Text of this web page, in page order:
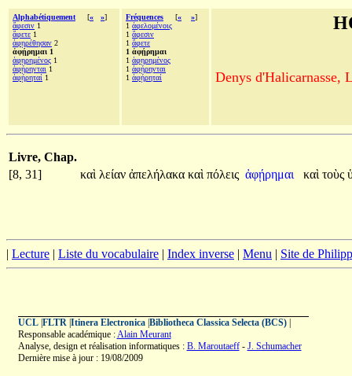
Alphabétiquement [« »]
ἄφεσιν 1
ἄφετε 1
ἀφῃρέθησαν 2
ἀφῄρημαι 1
ἀφῃρημένος 1
ἀφῄρηνται 1
ἀφῄρηταί 1
Fréquences [« »]
1 ἀφελομένοις
1 ἄφεσιν
1 ἄφετε
1 ἀφῄρημαι
1 ἀφῃρημένος
1 ἀφῄρηνται
1 ἀφῄρηταί Denys d'Halicarnasse,
Livre, Chap.
[8, 31]
καὶ λείαν ἀπελήλακα καὶ πόλεις ἀφῄρημαι καὶ τοὺς
| Lecture | Liste du vocabulaire | Index inverse | Menu | Site de
UCL| FLTR| Itinera Electronica| Bibliotheca Classica Selecta (BCS)|
Responsable académique :Alain Meurant
Analyse, design et réalisation informatiques : B. Maroutaeff- J. Schumacher
Dernière mise à jour : 19/08/2009